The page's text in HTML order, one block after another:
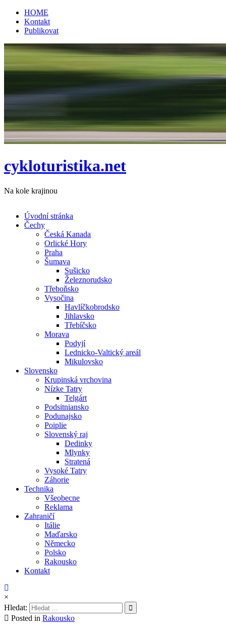
HOME
Kontakt
Publikovat
cykloturistika.net
Na kole krajinou
Úvodní stránka
Čechy
Česká Kanada
Orlické Hory
Praha
Šumava
Sušicko
Železnorudsko
Třeboňsko
Vysočina
Havlíčkobrodsko
Jihlavsko
Třebíčsko
Morava
Podyjí
Lednicko-Valtický areál
Mikulovsko
Slovensko
Krupinská vrchovina
Nízke Tatry
Telgárt
Podsitniansko
Podunajsko
Poiplie
Slovenský raj
Dedinky
Mlynky
Stratená
Vysoké Tatry
Záhorie
Technika
Všeobecne
Reklama
Zahraničí
Itálie
Maďarsko
Německo
Polsko
Rakousko
Kontakt
×
Hledat:
Posted in Rakousko